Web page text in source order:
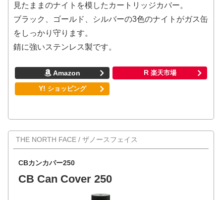
見たままのナイトを模したカートリッジカバー。
ブラック、ゴールド、シルバーの3色のナイトがガス缶
をしっかり守ります。
錆に強いステンレス製です。
THE NORTH FACE / ザノースフェイス
CBカンカバー250
CB Can Cover 250